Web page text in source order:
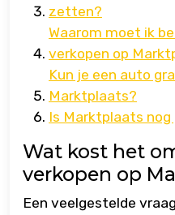
zetten?
Waarom moet ik
verkopen op
Kun je een auto
Marktplaats?
Is Marktplaats nog
Wat kost het
verkopen op
Een veelgestelde